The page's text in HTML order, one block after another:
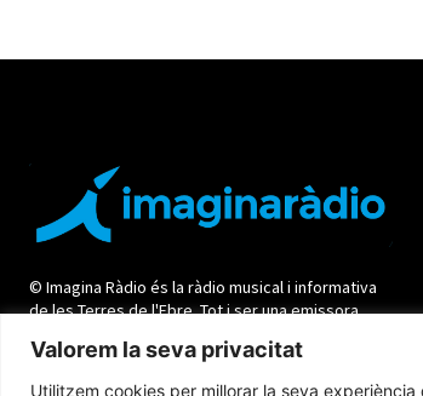
Valorem la seva privacitat
Utilitzem cookies per millorar la seva
© Imagina Ràdio és la ràdio musical i informativa
de les Terres de l'Ebre. Tot i ser una emissora
oferir una informació de qualitat i de proximitat.